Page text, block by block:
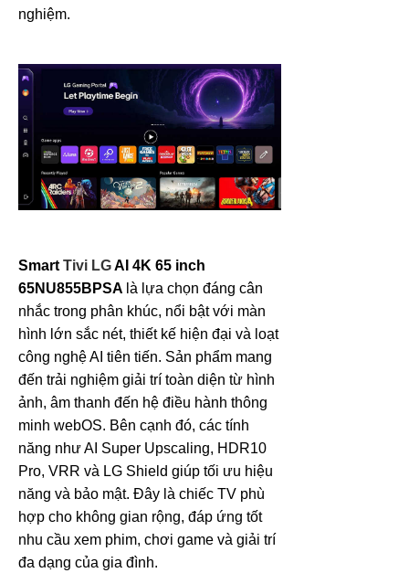
nghiệm.
SmartTivi LGAI 4K 65 inch
65NU855BPSA là lựa chọn đáng cân
nhắc trong phân khúc, nổi bật với màn
hình lớn sắc nét, thiết kế hiện đại và loạt
công nghệ AI tiên tiến. Sản phẩm mang
đến trải nghiệm giải trí toàn diện từ hình
ảnh, âm thanh đến hệ điều hành thông
minh webOS. Bên cạnh đó, các tính
năng như AI Super Upscaling, HDR10
Pro, VRR và LG Shield giúp tối ưu hiệu
năng và bảo mật. Đây là chiếc TV phù
hợp cho không gian rộng, đáp ứng tốt
nhu cầu xem phim, chơi game và giải trí
đa dạng của gia đình.